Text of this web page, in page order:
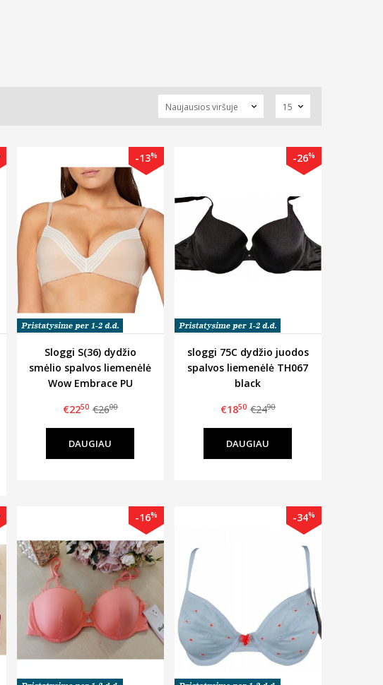
-13%
Sloggi S(36) dydžio
smėlio spalvos liemenėlė
Wow Embrace PU
€2250 €2600
DAUGIAU
-26%
sloggi 75C dydžio juodos
spalvos liemenėlė TH067
black
€1850 €2490
DAUGIAU
-16% -34%